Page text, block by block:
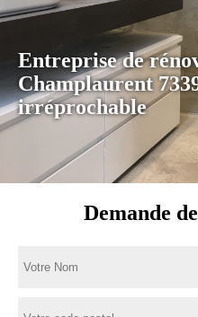
Entreprise de
Champlaurent
irréprochable
Demande